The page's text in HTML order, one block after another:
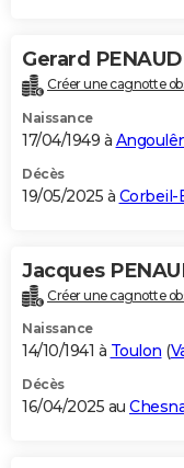
Gerard PENAUD
Créer une cagnotte
Naissance
17/04/1949 à
Décès
19/05/2025 à Corbeil-
Jacques
Créer une cagnotte
Naissance
14/10/1941 à Toulon (
Décès
16/04/2025 au